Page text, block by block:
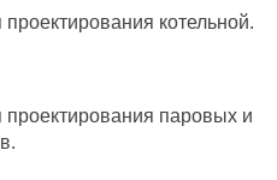
котельной.
паровых и